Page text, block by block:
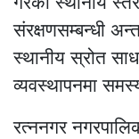
संरक्षणसम्बन्धी
स्थानीय स्रोत
व्यवस्थापनमा
रत्ननगर